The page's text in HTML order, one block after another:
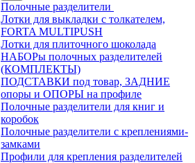
Полочные разделители
Лотки для выкладки с толкателем,
FORTA MULTIPUSH
Лотки для плиточного шоколада
НАБОРы полочных разделителей
(КОМПЛЕКТЫ)
ПОДСТАВКИ под товар, ЗАДНИЕ
опоры и ОПОРЫ на профиле
Полочные разделители для книг и
коробок
Полочные разделители с креплениями-
замками
Профили для крепления разделителей